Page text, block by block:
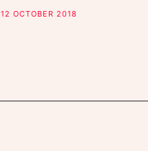
12 OCTOBER 2018